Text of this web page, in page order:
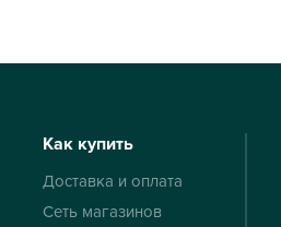
Как купить
Доставка и оплата
Сеть магазинов